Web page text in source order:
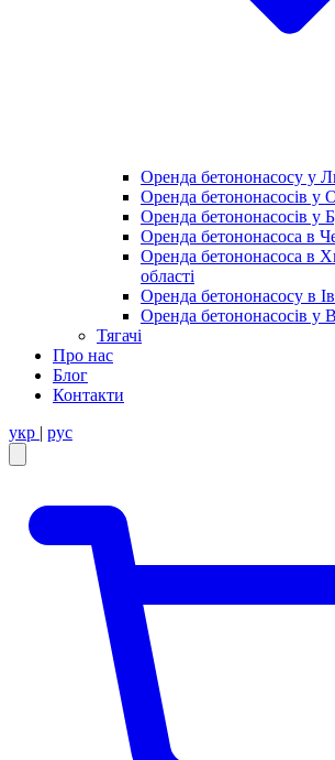
Оренда бетононасосу у
Оренда бетононасосів у
Оренда бетононасосів у
Оренда бетононасоса в
Оренда бетононасоса в
області
Оренда бетононасосу в
Оренда бетононасосів у
Тягачі
Про нас
Блог
Контакти
укр | рус